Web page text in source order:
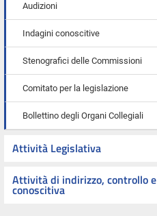
Audizioni
Indagini conoscitive
Stenografici delle Commissioni
Comitato per la legislazione
Bollettino degli Organi Collegiali
Attività Legislativa
Attività di indirizzo, controllo e
conoscitiva